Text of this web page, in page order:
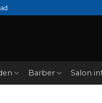
Barber Salon